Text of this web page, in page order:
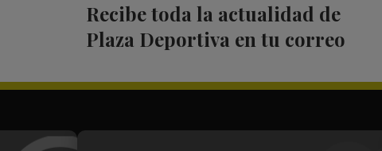
Recibe toda la actualidad de
Plaza Deportiva en tu correo